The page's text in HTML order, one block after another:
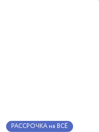
РАССРОЧКА на ВСЁ